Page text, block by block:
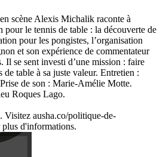
scène Alexis Michalik raconte à
pour le tennis de table : la découverte de
pour les pongistes, l’organisation
et son expérience de commentateur
Il se sent investi d’une mission : faire
de table à sa juste valeur. Entretien :
de son : Marie-Amélie Motte.
Roques Lago.
Visitez ausha.co/politique-de-
d'informations.